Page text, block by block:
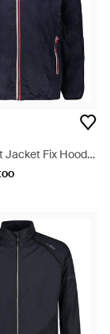
Jacket Fix Hood